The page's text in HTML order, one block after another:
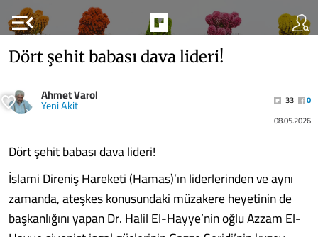
menu_open
Dört şehit babası dava lideri!
Ahmet Varol
Yeni Akit 33
0
08.05.2026
Dört şehit babası dava lideri!
İslami Direniş Hareketi (Hamas)’ın liderlerinden ve aynı
zamanda, ateşkes konusundaki müzakere heyetinin de
başkanlığını yapan Dr. Halil El-Hayye’nin oğlu Azzam El-